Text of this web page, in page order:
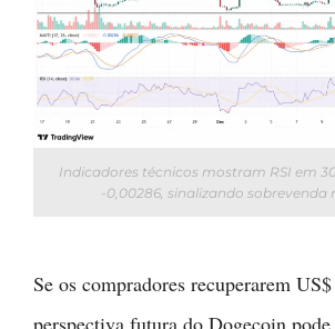
Indicadores técnicos mostram RSI em
-0,00286, sinalizando sobrevenda
Se os compradores recuperarem